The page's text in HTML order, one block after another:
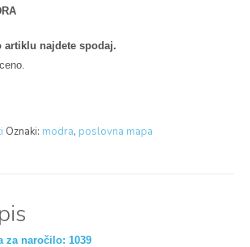
artiklu najdete spodaj.
Oznaki: modra, poslovna mapa
za naročilo: 1039